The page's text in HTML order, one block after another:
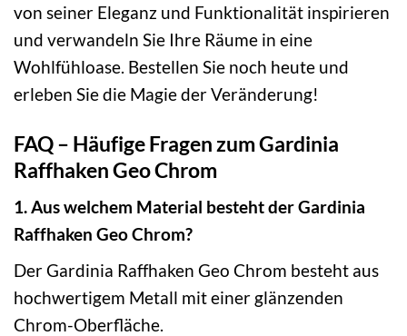
von seiner Eleganz und Funktionalität inspirieren
und verwandeln Sie Ihre Räume in eine
Wohlfühloase. Bestellen Sie noch heute und
erleben Sie die Magie der Veränderung!
FAQ – Häufige Fragen zum Gardinia
Raffhaken Geo Chrom
1. Aus welchem Material besteht der Gardinia
Raffhaken Geo Chrom?
Der Gardinia Raffhaken Geo Chrom besteht aus
hochwertigem Metall mit einer glänzenden
Chrom-Oberfläche.